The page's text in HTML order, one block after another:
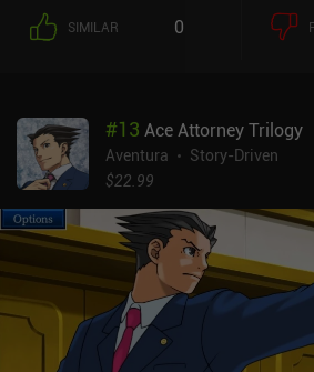
SIMILAR 0
#13 Ace Attorney Trilogy
Aventura
Story-Driven
$22.99